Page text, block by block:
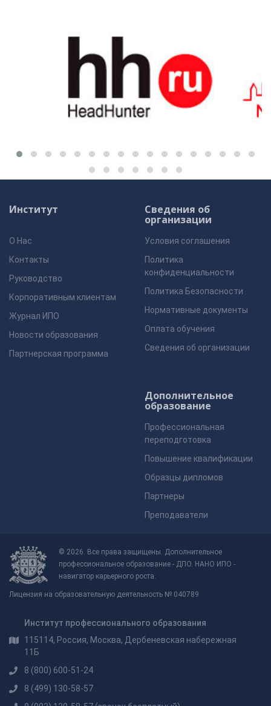
Институт
О Нас
Контакты
Руководство
Корпоративным клиентам
Журнал ИПО
Новости образования
Партнерская программа
Сведения об
организации
Условия соглашения
Политика
конфиденциальности
Политика Безопасности
Нормативные документы
Оплата обучения
Сведения об организации
Дополнительное
образование
Профессиональная
переподготовка
Повышение квалификации
Образцы дипломов
Партнеры
Преподаватели
© 2026. Все права защищены. Дополнительное
профессиональное образование - ДПО. НАНО ИПО -
навигатор карьерного роста.
Лицензия на образовательную деятельность № 040789
Институт профессионального образования
115114, Россия, Москва, Дербеневская набережная
11Б
8 (800) 600-51-24
8 (499) 130-58-57